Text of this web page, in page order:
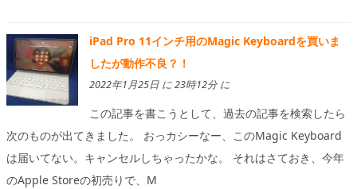
iPad Pro 11インチ用のMagic Keyboardを買いま
したが動作不良？！
2022年1月25日 に 23時12分 に
この記事を書こうとして、過去の記事を検索したら
次のものが出てきました。 おっカシーなー、このMagic Keyboard
は届いてない。キャンセルしちゃったかな。 それはさておき、今年
のApple Storeの初売りで、M